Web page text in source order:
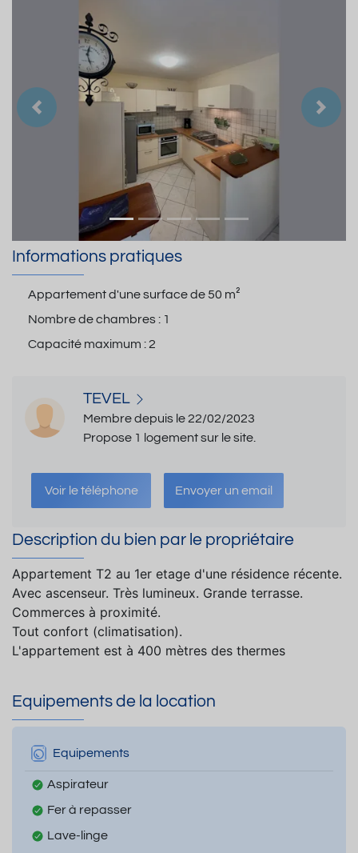
Précedent
Informations pratiques
Appartement d'une surface de50 m²
Nombre de chambres : 1
Capacité maximum :2
TEVEL
Membre depuis le 22/02/2023
Propose 1 logement sur le site.
Voir le téléphone Envoyer un email
Description du bien par le propriétaire
Appartement T2 au 1er etage d'une résidence récente.
Avec ascenseur. Très lumineux. Grande terrasse.
Commerces à proximité.
Tout confort (climatisation).
L'appartement est à 400 mètres des thermes
Equipements de la location
Equipements
Aspirateur
Fer à repasser
Lave-linge